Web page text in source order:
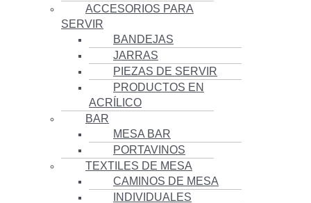
ACCESORIOS PARA
SERVIR
BANDEJAS
JARRAS
PIEZAS DE SERVIR
PRODUCTOS EN
ACRÍLICO
BAR
MESA BAR
PORTAVINOS
TEXTILES DE MESA
CAMINOS DE MESA
INDIVIDUALES